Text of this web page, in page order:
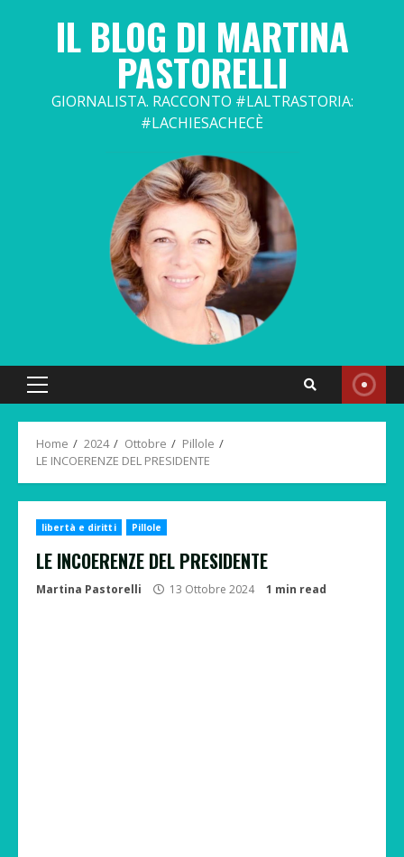
IL BLOG DI MARTINA
PASTORELLI
GIORNALISTA. RACCONTO #LALTRASTORIA:
#LACHIESACHECÈ
Primary
Home 2024 Ottobre
Pillole
LE INCOERENZE DEL PRESIDENTE
libertà e diritti Pillole
LE INCOERENZE DEL PRESIDENTE
Martina Pastorelli 13 Ottobre 2024 1 min read